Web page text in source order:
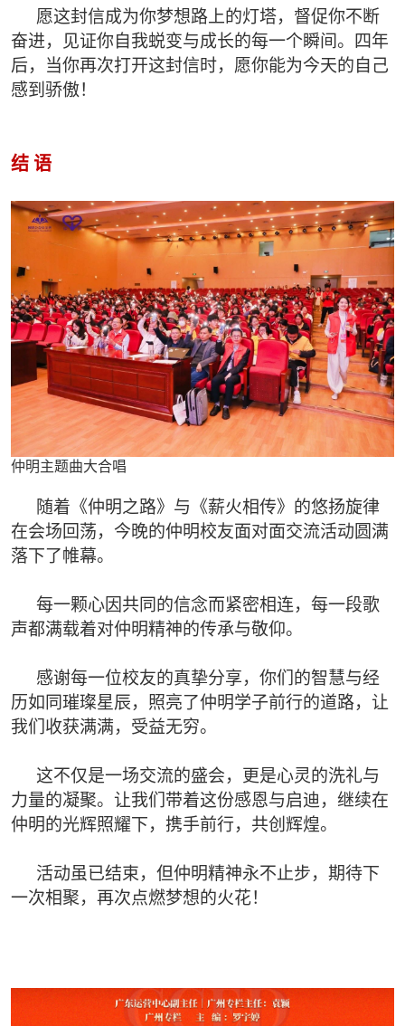
愿这封信成为你梦想路上的灯塔，督促你不断
奋进，见证你自我蜕变与成长的每一个瞬间。四年
后，当你再次打开这封信时，愿你能为今天的自己
感到骄傲！
结 语
仲明主题曲大合唱
随着《仲明之路》与《薪火相传》的悠扬旋律
在会场回荡，今晚的仲明校友面对面交流活动圆满
落下了帷幕。
每一颗心因共同的信念而紧密相连，每一段歌
声都满载着对仲明精神的传承与敬仰。
感谢每一位校友的真挚分享，你们的智慧与经
历如同璀璨星辰，照亮了仲明学子前行的道路，让
我们收获满满，受益无穷。
这不仅是一场交流的盛会，更是心灵的洗礼与
力量的凝聚。让我们带着这份感恩与启迪，继续在
仲明的光辉照耀下，携手前行，共创辉煌。
活动虽已结束，但仲明精神永不止步，期待下
一次相聚，再次点燃梦想的火花！